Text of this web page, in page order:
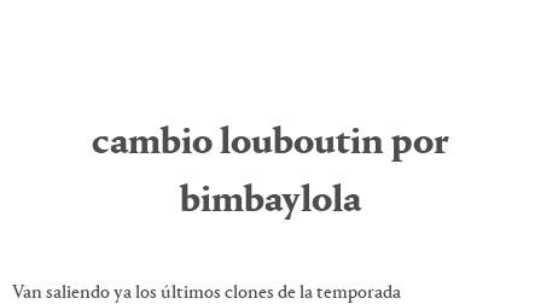
cambio louboutin por
bimbaylola
Van saliendo ya los últimos clones de la temporada